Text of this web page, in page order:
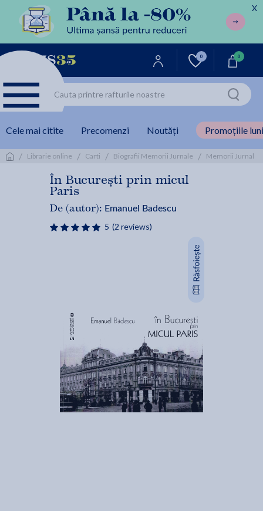
X
0 0
Cele mai citite Precomenzi Noutăți Promoțiile
/ Librarie online / Carti / Biografii Memorii Jurnale / Memorii Jurnal
În București prin micul
Paris
De (autor): Emanuel Badescu
5 (2 reviews)